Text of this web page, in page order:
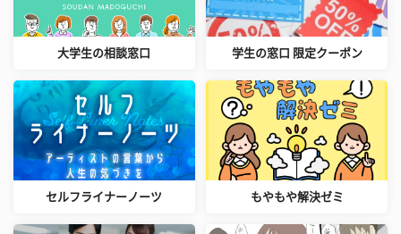
大学生の相談窓口 学生の窓口 限定クーポン
セルフライナーノーツ もやもや解決ゼミ